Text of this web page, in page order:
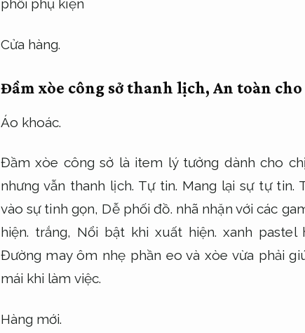
Cửa hàng.
Đầm xòe công sở thanh lịch, An toàn cho
Áo khoác.
Đầm xòe công sở là item lý tưởng dành cho
nhưng vẫn thanh lịch. Tự tin. Mang lại sự tự tin.
vào sự tinh gọn, Dễ phối đồ. nhã nhặn với các
hiện. trắng, Nổi bật khi xuất hiện. xanh pastel
Đường may ôm nhẹ phần eo và xòe vừa phải
mái khi làm việc.
Hàng mới.